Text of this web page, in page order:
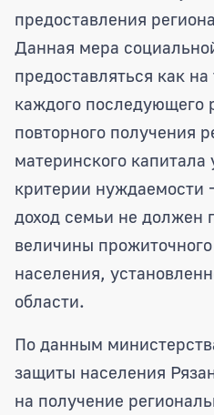
предоставления
Данная мера
предоставляться как на
каждого последующего
повторного получения
материнского капитала
критерии нуждаемости
доход семьи не должен
величины
населения,
области.
По данным
защиты населения
на получение